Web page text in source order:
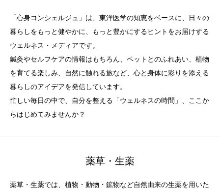
「心身コンシェルジュ」は、東洋医学の知恵をベースに、日々の
暮らしをもっと健やかに、もっと豊かにするヒントをお届けする
ウェルネス・メディアです。
鍼灸やセルフケアの情報はもちろん、ペットとのふれあい、植物
を育てる楽しみ、自然に触れる旅など、心と身体に彩りを添える
暮らしのアイデアを発信しています。
忙しい毎日の中で、自分を整える「ウェルネスの時間」、ここか
らはじめてみませんか？
薬草・生薬
薬草・生薬では、植物・動物・鉱物など自然由来の生薬を用いた